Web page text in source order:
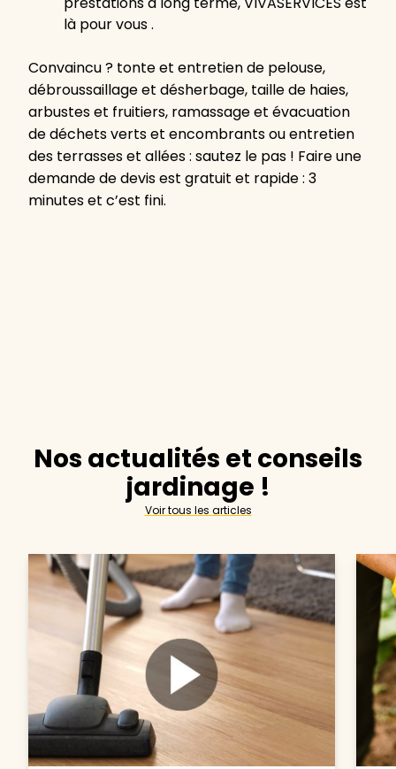
là pour vous .
Convaincu ? tonte et entretien de pelouse,
débroussaillage et désherbage, taille de haies,
arbustes et fruitiers, ramassage et évacuation
de déchets verts et encombrants ou entretien
des terrasses et allées : sautez le pas ! Faire une
demande de devis est gratuit et rapide : 3
minutes et c’est fini.
Nos actualités et conseils
jardinage !
Voir tous les articles